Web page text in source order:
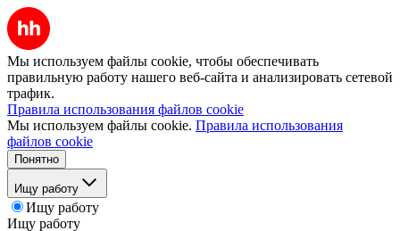
Мы используем файлы cookie, чтобы обеспечивать
правильную работу нашего веб-сайта и анализировать сетевой
трафик.
Правила использования файлов cookie
Мы используем файлы cookie. Правила использования
файлов cookie
Понятно
Ищу работу
Ищу работу
Ищу работу